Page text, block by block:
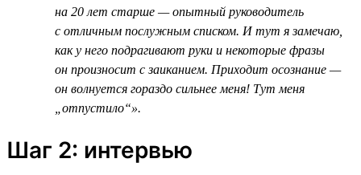
на 20 лет старше — опытный руководитель
с отличным послужным списком. И тут я замечаю,
как у него подрагивают руки и некоторые фразы
он произносит с заиканием. Приходит осознание —
он волнуется гораздо сильнее меня! Тут меня
„отпустило“».
Шаг 2: интервью